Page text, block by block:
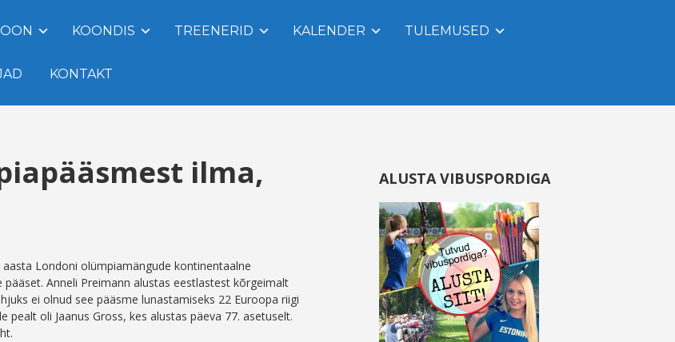
KOONDIS TREENERID KALENDER TULEMUSED
KONTAKT
ilma,
Londoni olümpiamängude kontinentaalne
Anneli Preimann alustas eestlastest kõrgeimalt
ei olnud see pääsme lunastamiseks 22 Euroopa riigi
oli Jaanus Gross, kes alustas päeva 77. asetuselt.
ALUSTA VIBUSPORDIGA